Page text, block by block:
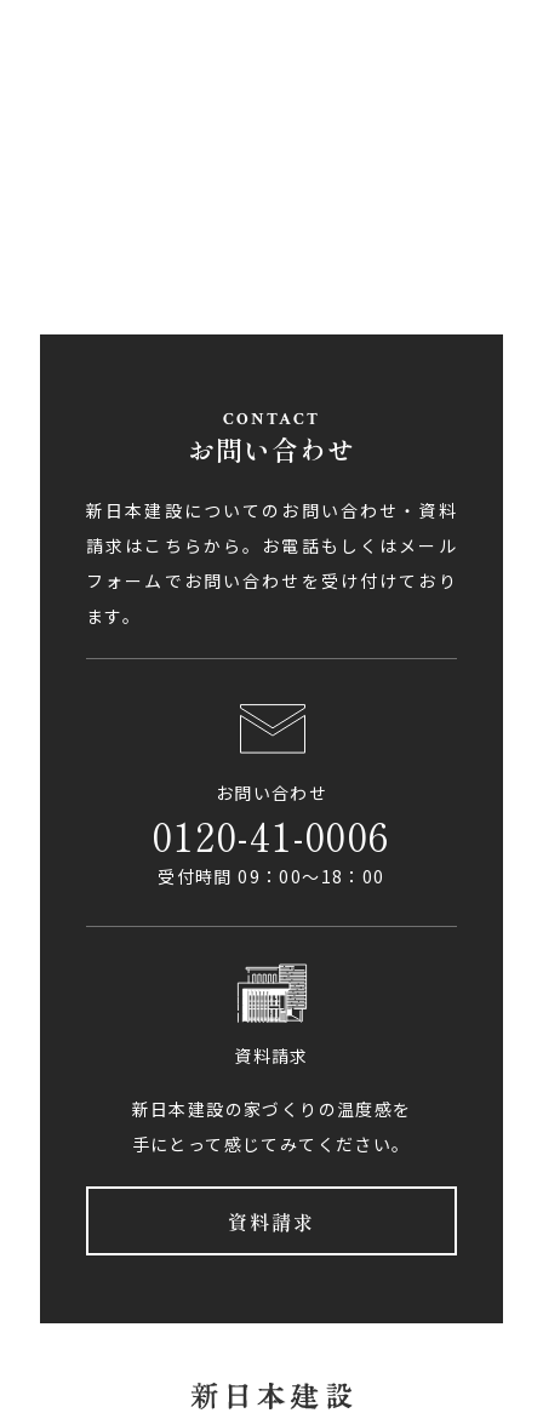
お問い合わせ
新日本建設についてのお問い合わせ・資料
請求はこちらから。お電話もしくはメール
フォームでお問い合わせを受け付けており
ます。
お問い合わせ
0120-41-0006
受付時間 09：00〜18：00
資料請求
新日本建設の家づくりの温度感を
手にとって感じてみてください。
資料請求